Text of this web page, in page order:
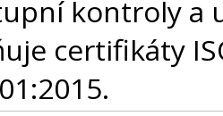
kontroly a
certifikáty